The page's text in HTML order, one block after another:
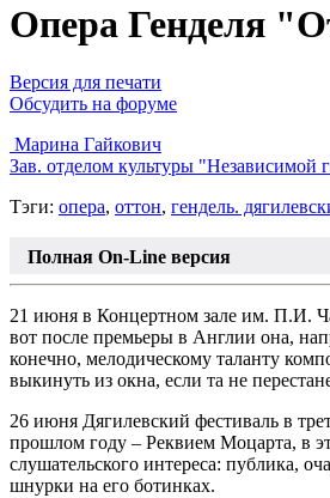
Опера Генделя
Версия для печати
Обсудить на форуме
Марина Гайкович
Зав. отделом культуры "Независимой
Тэги: опера, оттон, гендель.
Полная On-Line версия
21 июня в Концертном зале им. П.И.
вот после премьеры в Англии она,
конечно, мелодическому таланту
выкинуть из окна, если та не
26 июня Дягилевский фестиваль в
прошлом году – Реквием Моцарта, в
слушательского интереса: публика,
шнурки на его ботинках.